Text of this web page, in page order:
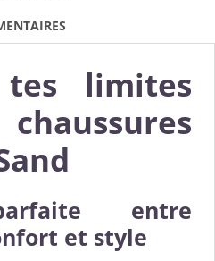
tes limites
entre
et style